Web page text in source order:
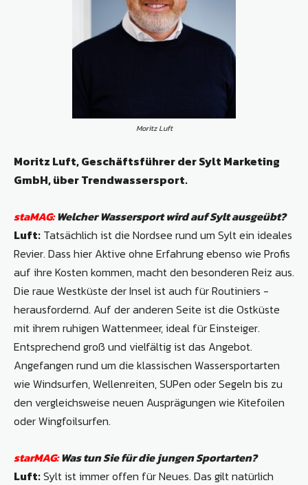
Moritz Luft
Moritz Luft, Geschäftsführer der Sylt ­Marketing
GmbH, über Trendwassersport.
staMAG:Welcher Wassersport wird auf Sylt ausgeübt?
Luft: Tatsächlich ist die Nordsee rund um Sylt ein ideales
Revier. Dass hier Aktive ohne Erfahrung ebenso wie Profis
auf ihre Kosten kommen, macht den besonderen Reiz aus.
Die raue Westküste der Insel ist auch für Routiniers ­
herausfordernd. Auf der anderen Seite ist die Ostküste
mit ihrem ruhigen Wattenmeer, ideal für Einsteiger.
Entsprechend groß und vielfältig ist das Angebot.
Angefangen rund um die klassischen Wassersportarten
wie Windsurfen, Wellenreiten, SUPen oder Segeln bis zu
den ­vergleichsweise neuen Ausprägungen wie Kitefoilen
oder Wingfoilsurfen.
starMAG:Was tun Sie für die jungen Sportarten?
Luft:Sylt ist immer offen für Neues. Das gilt natürlich